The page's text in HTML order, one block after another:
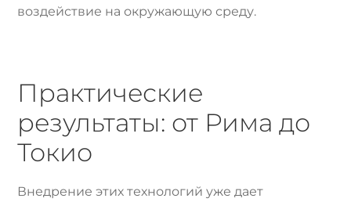
воздействие на окружающую среду.
Практические
результаты: от Рима до
Токио
Внедрение этих технологий уже дает